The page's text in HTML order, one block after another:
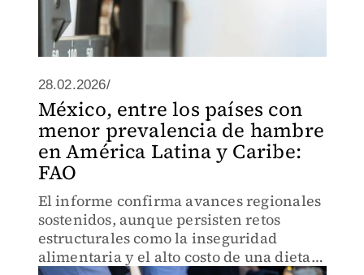
28.02.2026/
México, entre los países con
menor prevalencia de hambre
en América Latina y Caribe:
FAO
El informe confirma avances regionales
sostenidos, aunque persisten retos
estructurales como la inseguridad
alimentaria y el alto costo de una dieta